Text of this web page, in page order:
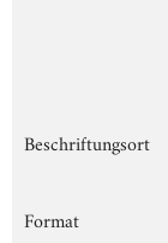
Beschriftungsort
Format